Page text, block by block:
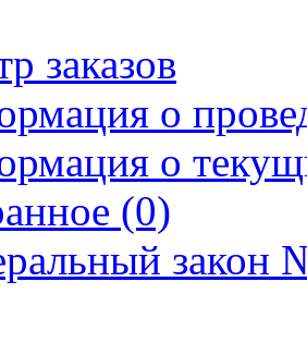
заказов
о
о
(0)
закон